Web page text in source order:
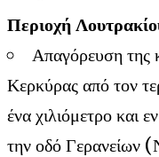
Περιοχή
Απαγόρευση της
Κερκύρας από τον
ένα χιλιόμετρο και
την οδό Γερανείων